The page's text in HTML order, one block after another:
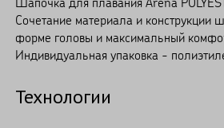
Сочетание материала и конструкции
форме головы и максимальный
Индивидуальная упаковка -
Технологии